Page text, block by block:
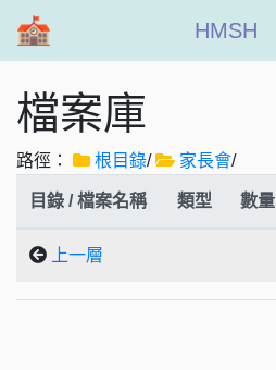
HMSH
檔案庫
路徑： 根目錄/ 家長會/
目錄 / 檔案名稱 類型 數量
上一層